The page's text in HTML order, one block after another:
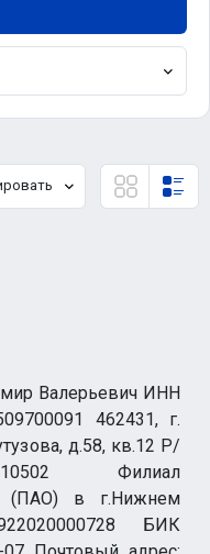
Валерьевич ИНН
462431, г.
д.58, кв.12 Р/
Филиал
(ПАО) в г.Нижнем
БИК